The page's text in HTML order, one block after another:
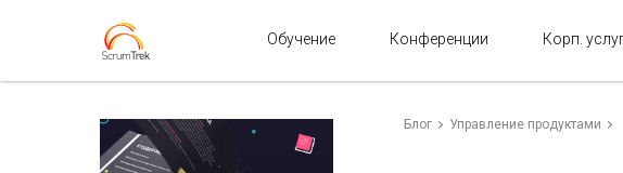
Обучение Конференции Корп.
Блог Управление продуктами